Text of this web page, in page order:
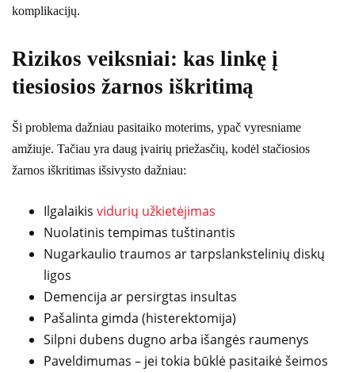
komplikacijų.
Rizikos veiksniai: kas linkę į
tiesiosios žarnos iškritimą
Ši problema dažniau pasitaiko moterims, ypač vyresniame
amžiuje. Tačiau yra daug įvairių priežasčių, kodėl stačiosios
žarnos iškritimas išsivysto dažniau:
Ilgalaikis vidurių užkietėjimas
Nuolatinis tempimas tuštinantis
Nugarkaulio traumos ar tarpslankstelinių diskų
ligos
Demencija ar persirgtas insultas
Pašalinta gimda (histerektomija)
Silpni dubens dugno arba išangės raumenys
Paveldimumas – jei tokia būklė pasitaikė šeimos